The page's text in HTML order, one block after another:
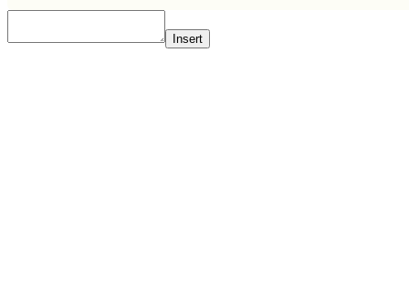
Insert